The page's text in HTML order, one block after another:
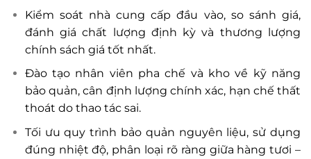
Kiểm soát nhà cung cấp đầu vào, so sánh giá,
đánh giá chất lượng định kỳ và thương lượng
chính sách giá tốt nhất.
Đào tạo nhân viên pha chế và kho về kỹ năng
bảo quản, cân định lượng chính xác, hạn chế thất
thoát do thao tác sai.
Tối ưu quy trình bảo quản nguyên liệu, sử dụng
đúng nhiệt độ, phân loại rõ ràng giữa hàng tươi –